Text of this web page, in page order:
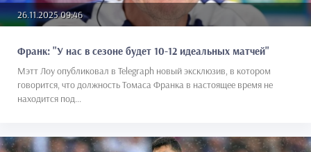
26.11.2025 09:46
Франк: "У нас в сезоне будет 10-12 идеальных матчей"
Мэтт Лоу опубликовал в Telegraph новый эксклюзив, в котором
говорится, что должность Томаса Франка в настоящее время не
находится под...